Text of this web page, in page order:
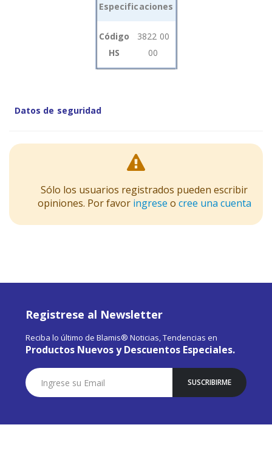
product
Especificaciones
Código
HS
3822 00
00
Datos de seguridad
Sólo los usuarios registrados pueden escribir
opiniones. Por favor ingrese o cree una cuenta
Registrese al Newsletter
Reciba lo último de Blamis® Noticias, Tendencias en
Productos Nuevos y Descuentos Especiales.
Suscríbase
a
Nuestro
SUSCRIBIRME